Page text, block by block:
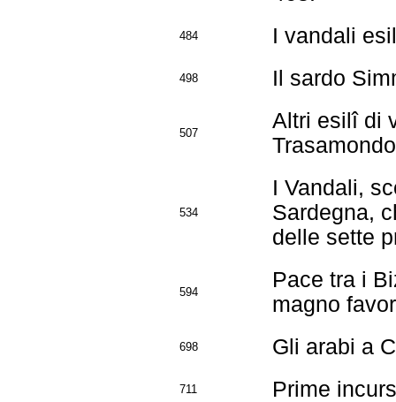
484 I vandali
498 Il sardo
507
Altri esilî di
534
I Vandali,
Sardegna,
delle sette
594
Pace tra i
magno
698 Gli arabi a
711 Prime